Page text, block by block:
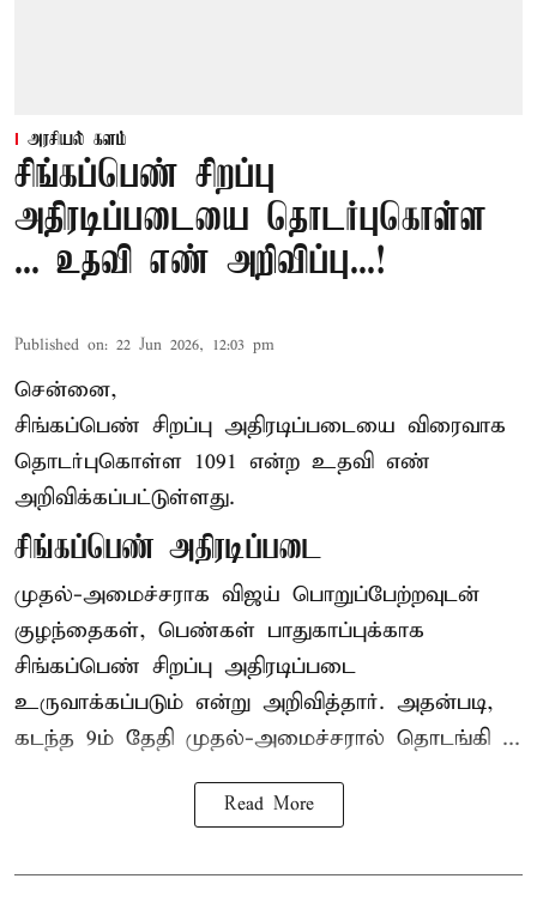
அரசியல் களம்
சிங்கப்பெண் சிறப்பு
அதிரடிப்படையை தொடர்புகொள்ள
... உதவி எண் அறிவிப்பு...!
Published on: 22 Jun 2026, 12:03 pm
சென்னை,
சிங்கப்பெண் சிறப்பு அதிரடிப்படையை விரைவாக
தொடர்புகொள்ள 1091 என்ற உதவி எண்
அறிவிக்கப்பட்டுள்ளது.
சிங்கப்பெண் அதிரடிப்படை
முதல்-அமைச்சராக விஜய் பொறுப்பேற்றவுடன்
குழந்தைகள், பெண்கள் பாதுகாப்புக்காக
சிங்கப்பெண் சிறப்பு அதிரடிப்படை
உருவாக்கப்படும் என்று அறிவித்தார். அதன்படி,
கடந்த 9ம் தேதி முதல்-அமைச்சரால் தொடங்கி ...
Read More